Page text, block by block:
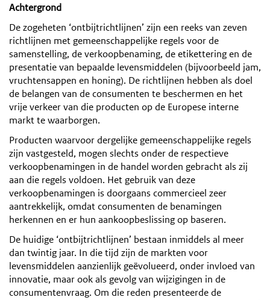
Achtergrond
De zogeheten ‘ontbijtrichtlijnen’ zijn een reeks van zeven
richtlijnen met gemeenschappelijke regels voor de
samenstelling, de verkoopbenaming, de etikettering en de
presentatie van bepaalde levensmiddelen (bijvoorbeeld jam,
vruchtensappen en honing). De richtlijnen hebben als doel
de belangen van de consumenten te beschermen en het
vrije verkeer van die producten op de Europese interne
markt te waarborgen.
Producten waarvoor dergelijke gemeenschappelijke regels
zijn vastgesteld, mogen slechts onder de respectieve
verkoopbenamingen in de handel worden gebracht als zij
aan die regels voldoen. Het gebruik van deze
verkoopbenamingen is doorgaans commercieel zeer
aantrekkelijk, omdat consumenten de benamingen
herkennen en er hun aankoopbeslissing op baseren.
De huidige ‘ontbijtrichtlijnen’ bestaan inmiddels al meer
dan twintig jaar. In die tijd zijn de markten voor
levensmiddelen aanzienlijk geëvolueerd, onder invloed van
innovatie, maar ook als gevolg van wijzigingen in de
consumentenvraag. Om die reden presenteerde de